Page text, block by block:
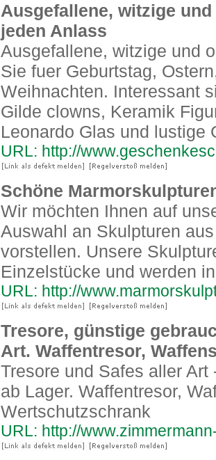
Ausgefallene, witzige
jeden Anlass
Ausgefallene, witzige und
Sie fuer Geburtstag,
Weihnachten. Interessant
Gilde clowns, Keramik
Leonardo Glas und lustige
URL: http://
Schöne
Wir möchten Ihnen auf
Auswahl an Skulpturen
vorstellen. Unsere
Einzelstücke und werden
URL: http://
Tresore, günstige
Art. Waffentresor,
Tresore und Safes aller
ab Lager. Waffentresor,
Wertschutzschrank
URL: http://